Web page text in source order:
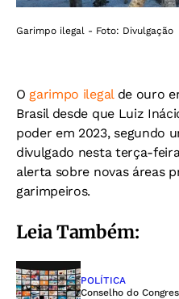
Garimpo ilegal - Foto: Divulgação
O garimpo ilegal de ouro
Brasil desde que Luiz
poder em 2023, segundo
divulgado nesta terça-
alerta sobre novas áreas
garimpeiros.
Leia Também:
POLÍTICA
Conselho do